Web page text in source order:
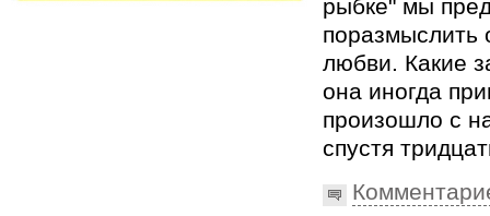
рыбке" мы
поразмыслить
любви. Какие
она иногда
произошло с
спустя